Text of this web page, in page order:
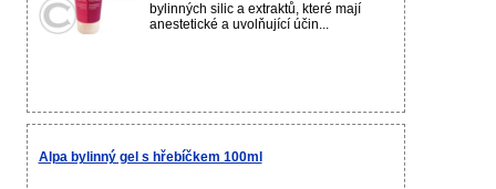
bylinných silic a extraktů, které mají
anestetické a uvolňující účin...
Alpa bylinný gel s hřebíčkem 100ml